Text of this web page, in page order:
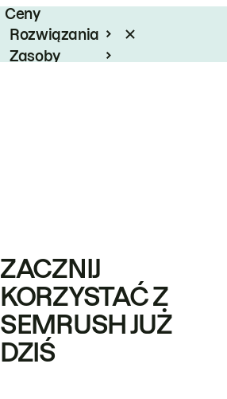
Ceny
Rozwiązania
Zasoby
ZACZNIJ
KORZYSTAĆ Z
SEMRUSH JUŻ
DZIŚ